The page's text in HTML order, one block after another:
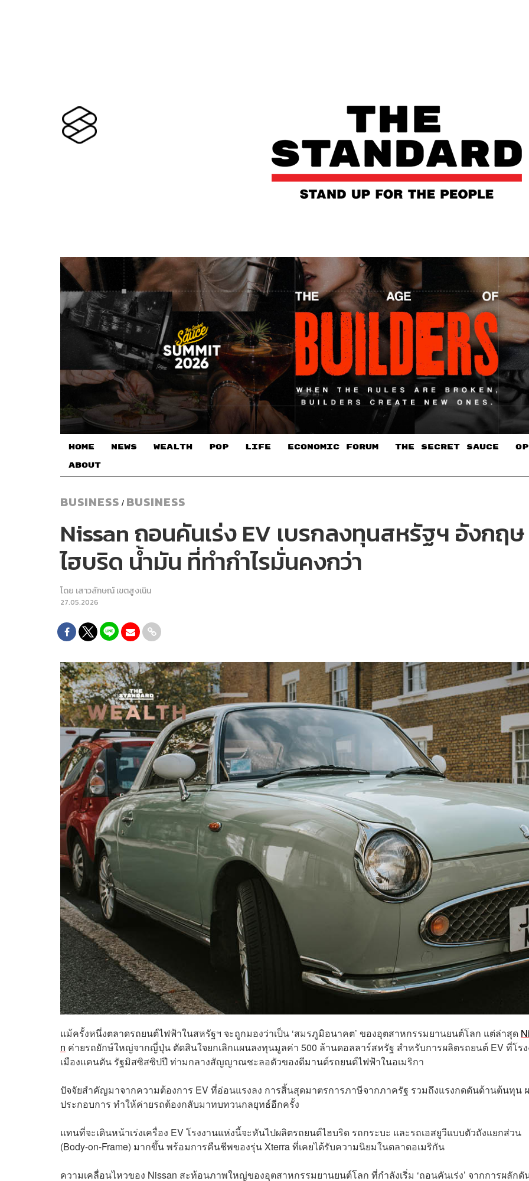
HOME NEWS WEALTH POP LIFE ECONOMIC FORUM THE SECRET SAUCE​
ABOUT
BUSINESS / BUSINESS
Nissan ถอนคันเร่ง EV เบรกลงทุนสหรัฐฯ อังกฤ
ไฮบริด น้ำมัน ที่ทำกำไรมั่นคงกว่า
โดย เสาวลักษณ์ เขตสูงเนิน
27.05.2026
แม้ครั้งหนึ่งตลาดรถยนต์ไฟฟ้าในสหรัฐฯ จะถูกมองว่าเป็น ‘สมรภูมิอนาคต’ ของอุตสาหกรรมยานยนต์โลก แต่ล่าสุด
n ค่ายรถยักษ์ใหญ่จากญี่ปุ่น ตัดสินใจยกเลิกแผนลงทุนมูลค่า 500 ล้านดอลลาร์สหรัฐ สำหรับการผลิตรถยนต์ EV ที่โร
เมืองแคนตัน รัฐมิสซิสซิปปี ท่ามกลางสัญญาณชะลอตัวของดีมานด์รถยนต์ไฟฟ้าในอเมริกา
ปัจจัยสำคัญมาจากความต้องการ EV ที่อ่อนแรงลง การสิ้นสุดมาตรการภาษีจากภาครัฐ รวมถึงแรงกดดันด้านต้นทุน
ประกอบการ ทำให้ค่ายรถต้องกลับมาทบทวนกลยุทธ์อีกครั้ง
แทนที่จะเดินหน้าเร่งเครื่อง EV โรงงานแห่งนี้จะหันไปผลิตรถยนต์ไฮบริด รถกระบะ และรถเอสยูวีแบบตัวถังแยกส่วน
(Body-on-Frame) มากขึ้น พร้อมการคืนชีพของรุ่น Xterra ที่เคยได้รับความนิยมในตลาดอเมริกัน
ความเคลื่อนไหวของ Nissan สะท้อนภาพใหญ่ของอุตสาหกรรมยานยนต์โลก ที่กำลังเริ่ม ‘ถอนคันเร่ง’ จากการผลักดั